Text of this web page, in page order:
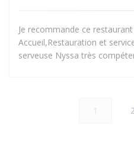
Je recommande ce
Accueil,Restauration et
serveuse Nyssa très
1 2